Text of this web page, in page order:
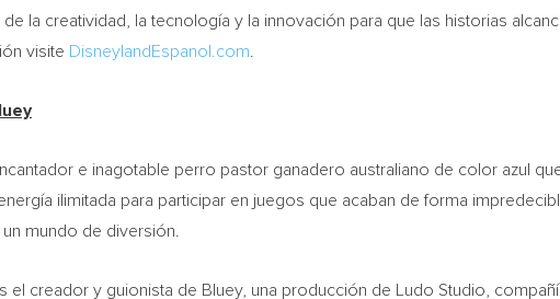
la creatividad, la tecnología y la innovación para que las historias
visite DisneylandEspanol.com
e inagotable perro pastor ganadero australiano de color azul
ilimitada para participar en juegos que acaban de forma
mundo de diversión.
el creador y guionista de Bluey, una producción de Ludo Studio,